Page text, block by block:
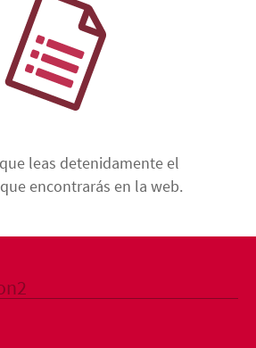
leas detenidamente el
que encontrarás en la web.